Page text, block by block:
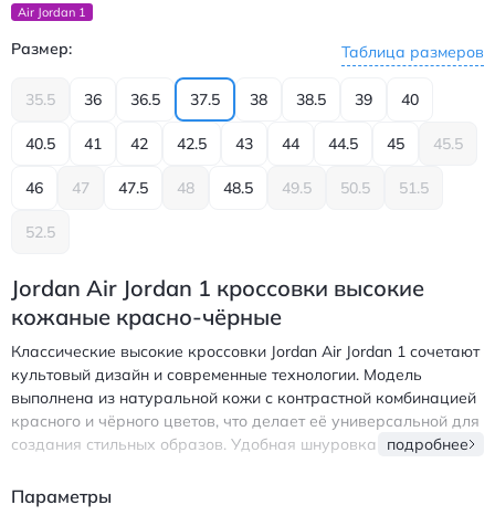
Air Jordan 1
Размер: Таблица размеров
35.5 36 36.5 37.5 38 38.5 39 40
40.5 41 42 42.5 43 44 44.5 45 45.5
46 47 47.5 48 48.5 49.5 50.5 51.5
52.5
Jordan Air Jordan 1 кроссовки высокие
кожаные красно-чёрные
Классические высокие кроссовки Jordan Air Jordan 1 сочетают
культовый дизайн и современные технологии. Модель
выполнена из натуральной кожи с контрастной комбинацией
красного и чёрного цветов, что делает её универсальной для
создания стильных образов. Удобная шнуровка
подошва гарантирует отличное сцепление с любой
подробнее
Параметры